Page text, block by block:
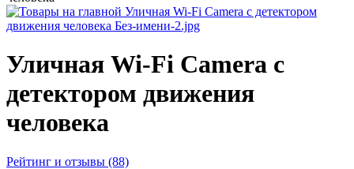
Уличная Wi-Fi Camera с
детектором движения
человека
Рейтинг и отзывы (88)